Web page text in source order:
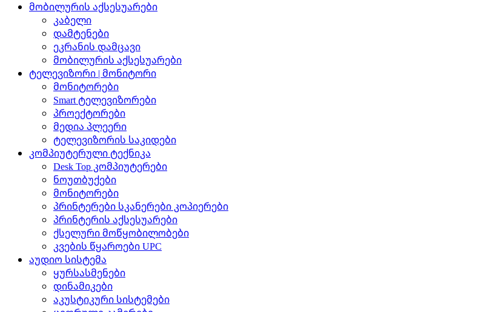
მობილურის აქსესუარები
კაბელი
დამტენები
ეკრანის დამცავი
მობილურის აქსესუარები
ტელევიზორი | მონიტორი
მონიტორები
Smart ტელევიზორები
პროექტორები
მედია პლეერი
ტელევიზორის საკიდები
კომპიუტერული ტექნიკა
Desk Top კომპიუტერები
ნოუთბუქები
მონიტორები
პრინტერები სკანერები კოპიერები
პრინტერის აქსესუარები
ქსელური მოწყობილობები
კვების წყაროები UPC
აუდიო სისტემა
ყურსასმენები
დინამიკები
აკუსტიკური სისტემები